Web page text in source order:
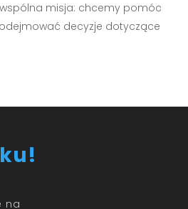
misja: chcemy pomóc
decyzje dotyczące
na